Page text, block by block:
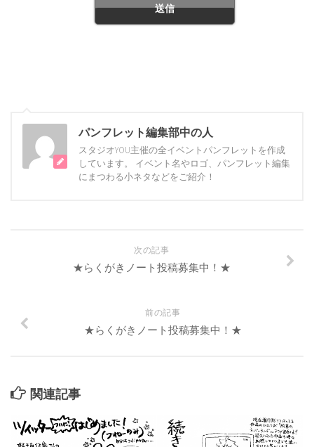
パンフレット編集部中の人
スタジオYOU主催の全イベントパンフレットを作成
しています。 イベント名やロゴ、パンフレット編集
にまつわる小ネタなどをご紹介！
次の記事
★らくがきノート投稿募集中！★
前の記事
★らくがきノート投稿募集中！★
関連記事